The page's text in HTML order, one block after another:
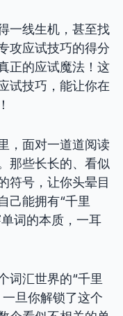
一线生机，甚至找
攻应试技巧的得分
正的应试魔法！这
试技巧，能让你在
，面对一道道阅读
那些长长的、看似
符号，让你头晕目
己能拥有“千里
词的本质，一耳
词汇世界的“千里
旦你解锁了这个